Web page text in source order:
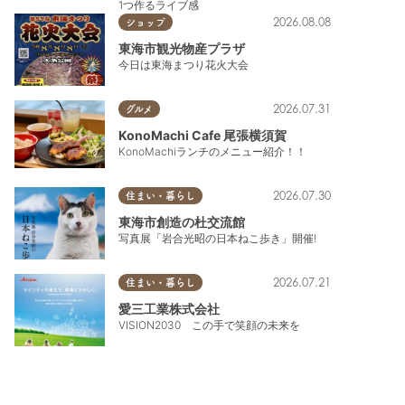
1つ作るライブ感
ショップ 2026.08.08
東海市観光物産プラザ
今日は東海まつり花火大会
グルメ 2026.07.31
KonoMachi Cafe 尾張横須賀
KonoMachiランチのメニュー紹介！！
住まい・暮らし 2026.07.30
東海市創造の杜交流館
写真展「岩合光昭の日本ねこ歩き」開催!
住まい・暮らし 2026.07.21
愛三工業株式会社
VISION2030 この手で笑顔の未来を